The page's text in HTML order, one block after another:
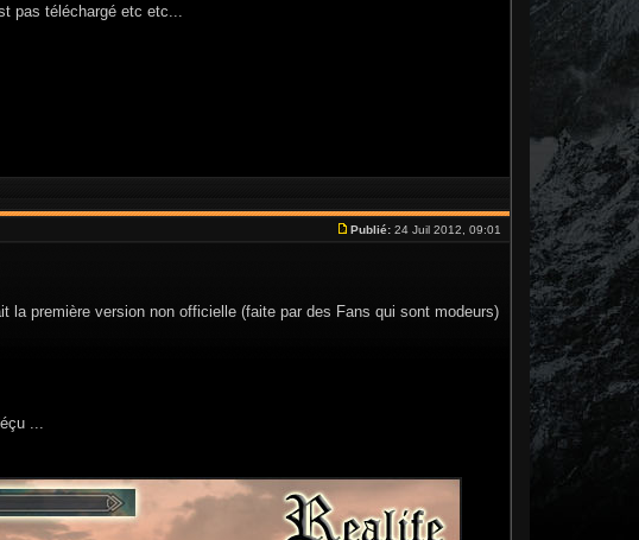
pas téléchargé etc etc...
Publié: 24 Juil 2012, 09:01
première version non officielle (faite par des Fans qui sont modeurs)
...